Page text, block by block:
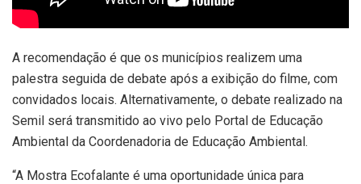
A recomendação é que os municípios realizem uma
palestra seguida de debate após a exibição do filme, com
convidados locais. Alternativamente, o debate realizado na
Semil será transmitido ao vivo pelo Portal de Educação
Ambiental da Coordenadoria de Educação Ambiental.
“A Mostra Ecofalante é uma oportunidade única para